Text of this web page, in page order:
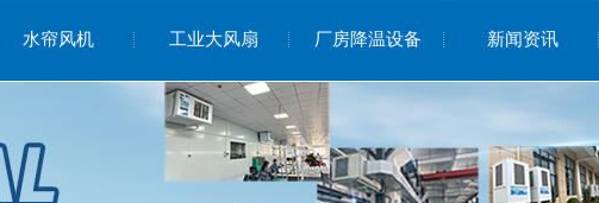
水帘风机 工业大风扇 厂房降温设备 新闻资讯